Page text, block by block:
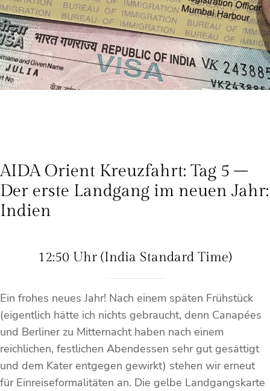
AIDA Orient Kreuzfahrt: Tag 5 –
Der erste Landgang im neuen Jahr:
Indien
12:50 Uhr (India Standard Time)
Ein frohes neues Jahr! Nach einem späten Frühstück
(eigentlich hätte ich nichts gebraucht, denn Canapées
und Berliner zu Mitternacht haben nach einem
reichlichen, festlichen Abendessen sehr gut gesättigt
und dem Kater entgegen gewirkt) stehen wir erneut
für Einreiseformalitäten an. Die gelbe Landgangskarte